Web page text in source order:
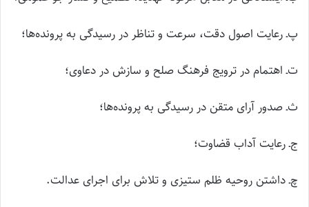
پ‌ـ رعایت اصول دقت، سرعت و تناظر در رسیدگی به پرونده‌ها؛
ت‌ـ اهتمام در ترویج فرهنگ صلح و سازش در دعاوی؛
ث‌ـ صدور آرای متقن در رسیدگی به پرونده‌ها؛
ج‌ـ رعایت آداب قضاوت؛
چ‌ـ داشتن روحیه ظلم ستیزی و تلاش برای اجرای عدالت.